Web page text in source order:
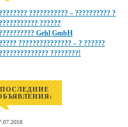
??????????? – ?????????? ?
??????
Gehl GmbH
??????????????? – ? ??????
????????!
ПОСЛЕДНИЕ